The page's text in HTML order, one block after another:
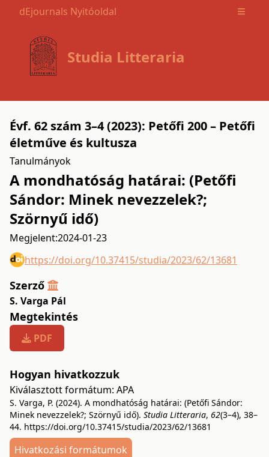
dEjournals Nyitóoldal Open
Studia Litteraria
Évf. 62 szám 3–4 (2023): Petőfi 200 – Petőfi
életműve és kultusza
Tanulmányok
A mondhatóság határai: (Petőfi
Sándor: Minek nevezzelek?;
Szörnyű idő)
Megjelent:2024-01-23
https://doi.org/10.37415/studia/2023/62/13681
Szerző
S. Varga Pál
Megtekintés
PDF
Hogyan hivatkozzuk
Kiválasztott formátum: APA
S. Varga, P. (2024). A mondhatóság határai: (Petőfi Sándor:
Minek nevezzelek?; Szörnyű idő). Studia Litteraria, 62(3–4), 38–
44. https://doi.org/10.37415/studia/2023/62/13681
Hivatkozási formátumok